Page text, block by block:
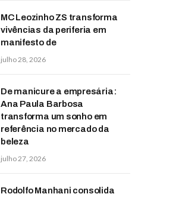
MC Leozinho ZS transforma
vivências da periferia em
manifesto de
julho 28, 2026
De manicure a empresária:
Ana Paula Barbosa
transforma um sonho em
referência no mercado da
beleza
julho 27, 2026
Rodolfo Manhani consolida